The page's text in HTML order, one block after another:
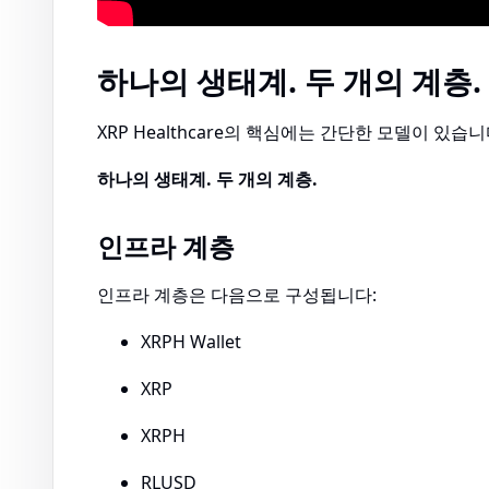
하나의 생태계. 두 개의 계층.
XRP Healthcare의 핵심에는 간단한 모델이 있습
하나의 생태계. 두 개의 계층.
인프라 계층
인프라 계층은 다음으로 구성됩니다:
XRPH Wallet
XRP
XRPH
RLUSD